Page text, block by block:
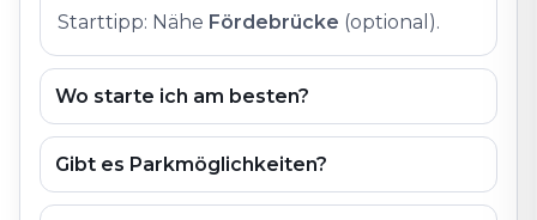
Starttipp: Nähe Fördebrücke (optional).
Wo starte ich am besten?
Gibt es Parkmöglichkeiten?